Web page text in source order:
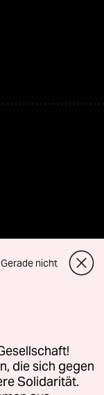
für Genehmigungen
Gerade nicht
die sich gegen
Solidarität.